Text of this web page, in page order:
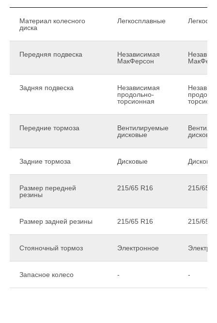
Материал колесного
диска
Легкосплавные
Передняя подвеска
Независимая
МакФерсон
Задняя подвеска
Независимая
продольно-
торсионная
Передние тормоза
Вентилируемые
дисковые
Задние тормоза Дисковые
Размер передней
резины
215/65 R16 215/65
Размер задней резины 215/65 R16 215/65
Стояночный тормоз Электронное
Запасное колесо - -